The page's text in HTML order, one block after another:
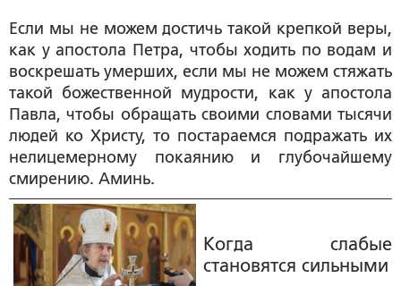
Если мы не можем достичь такой крепкой веры,
как у апостола Петра, чтобы ходить по водам и
воскрешать умерших, если мы не можем стяжать
такой божественной мудрости, как у апостола
Павла, чтобы обращать своими словами тысячи
людей ко Христу, то постараемся подражать их
нелицемерному покаянию и глубочайшему
смирению. Аминь.
Когда слабые
становятся сильными